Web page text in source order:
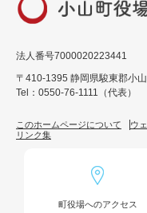
法人番号7000020223441
〒410-1395 静岡県駿東郡小
Tel：0550-76-1111（代表）
このホームページについて ウ
リンク集
町役場へのアクセス